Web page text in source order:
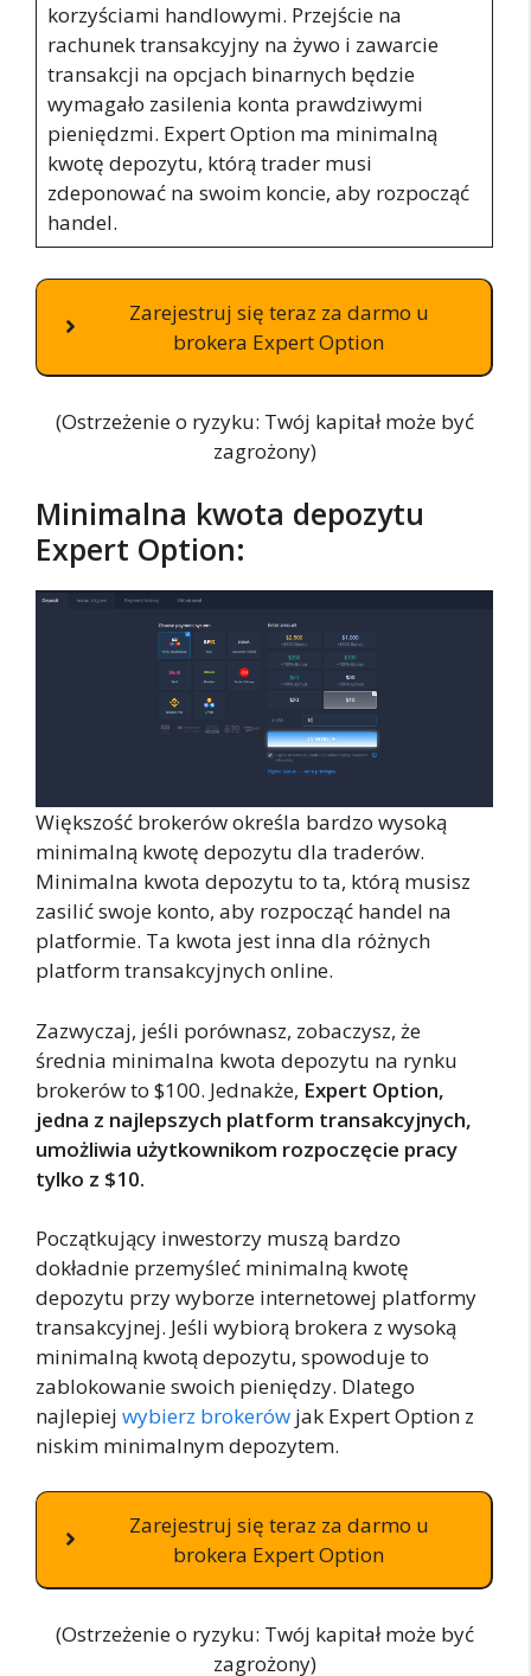
korzyściami handlowymi. Przejście na
rachunek transakcyjny na żywo i zawarcie
transakcji na opcjach binarnych będzie
wymagało zasilenia konta prawdziwymi
pieniędzmi. Expert Option ma minimalną
kwotę depozytu, którą trader musi
zdeponować na swoim koncie, aby rozpocząć
handel.
Zarejestruj się teraz za darmo u
brokera Expert Option
(Ostrzeżenie o ryzyku: Twój kapitał może być
zagrożony)
Minimalna kwota depozytu
Expert Option:
Większość brokerów określa bardzo wysoką
minimalną kwotę depozytu dla traderów.
Minimalna kwota depozytu to ta, którą musisz
zasilić swoje konto, aby rozpocząć handel na
platformie. Ta kwota jest inna dla różnych
platform transakcyjnych online.
Zazwyczaj, jeśli porównasz, zobaczysz, że
średnia minimalna kwota depozytu na rynku
brokerów to $100. Jednakże, Expert Option,
jedna z najlepszych platform transakcyjnych,
umożliwia użytkownikom rozpoczęcie pracy
tylko z $10.
Początkujący inwestorzy muszą bardzo
dokładnie przemyśleć minimalną kwotę
depozytu przy wyborze internetowej platformy
transakcyjnej. Jeśli wybiorą brokera z wysoką
minimalną kwotą depozytu, spowoduje to
zablokowanie swoich pieniędzy. Dlatego
najlepiej wybierz brokerów jak Expert Option z
niskim minimalnym depozytem.
Zarejestruj się teraz za darmo u
brokera Expert Option
(Ostrzeżenie o ryzyku: Twój kapitał może być
zagrożony)